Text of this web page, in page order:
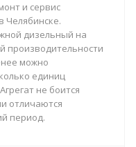
и сервис
Челябинске.
дизельный на
производительности
можно
единиц
не боится
отличаются
период.